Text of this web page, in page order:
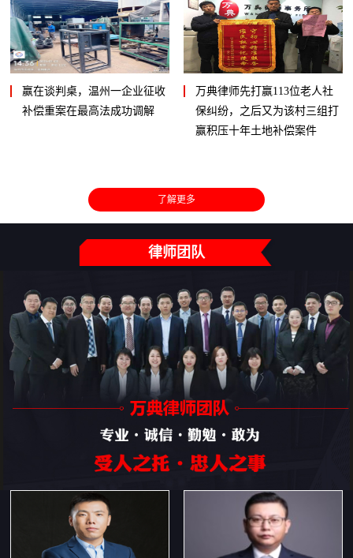
赢在谈判桌，温州一企业征收
补偿重案在最高法成功调解
万典律师先打赢113位老人社
保纠纷，之后又为该村三组打
赢积压十年土地补偿案件
了解更多
律师团队